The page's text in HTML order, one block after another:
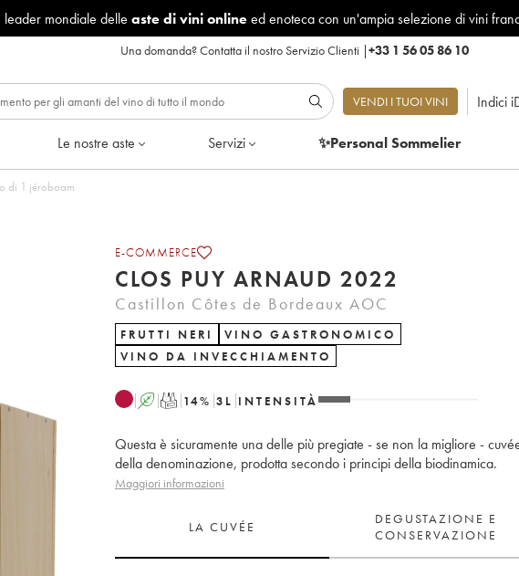
mondiale delle aste di vini onlineed enoteca con un'ampia selezione di vini
Una domanda?Contatta il nostro Servizio Clienti |+33 1 56 05 86 10
VENDI I TUOI VINI Indici
Le nostre aste Servizi ✨Personal Sommelier
di 1 jéroboam
E-COMMERCE
CLOS PUY ARNAUD 2022
Castillon Côtes de Bordeaux AOC
FRUTTI NERI
VINO GASTRONOMICO
VINO DA INVECCHIAMENTO
A T 14% 3 L INTENSITÀ
Questa è sicuramente una delle più pregiate - se non la migliore -
della denominazione, prodotta secondo i principi della biodinamica.
Maggiori informazioni
LA CUVÉE
DEGUSTAZIONE E
CONSERVAZIONE